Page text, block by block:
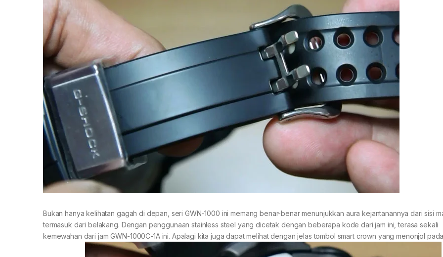
Bukan hanya kelihatan gagah di depan, seri GWN-1000 ini memang benar-benar menunjukkan aura kejantanannya dari sisi
termasuk dari belakang. Dengan penggunaan stainless steel yang dicetak dengan beberapa kode dari jam ini, terasa sekali
kemewahan dari jam GWN-1000C-1A ini. Apalagi kita juga dapat melihat dengan jelas tombol smart crown yang menonjol